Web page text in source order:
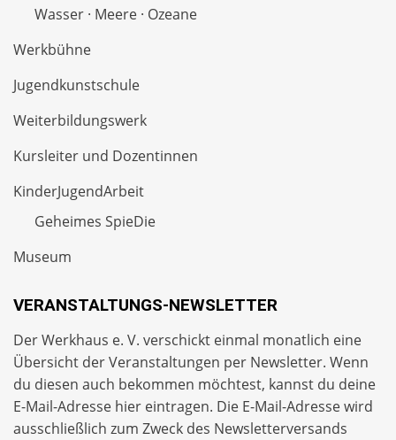
Wasser · Meere · Ozeane
Werkbühne
Jugendkunstschule
Weiterbildungswerk
Kursleiter und Dozentinnen
KinderJugendArbeit
Geheimes SpieDie
Museum
VERANSTALTUNGS-NEWSLETTER
Der Werkhaus e. V. verschickt einmal monatlich eine
Übersicht der Veranstaltungen per Newsletter. Wenn
du diesen auch bekommen möchtest, kannst du deine
E-Mail-Adresse hier eintragen. Die E-Mail-Adresse wird
ausschließlich zum Zweck des Newsletterversands